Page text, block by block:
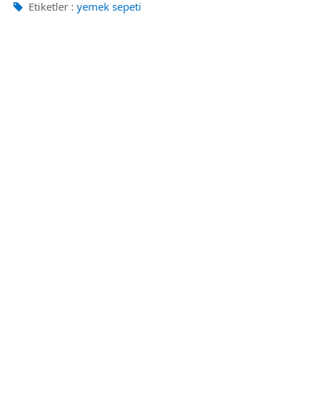
Etiketler : yemek sepeti